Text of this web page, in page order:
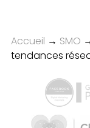
Accueil → SMO
tendances